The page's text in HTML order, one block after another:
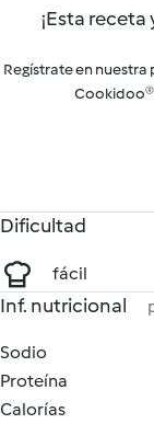
¡Esta receta
Regístrate en
Cookidoo®
Dificultad
fácil
Inf. nutricional
Sodio
Proteína
Calorías